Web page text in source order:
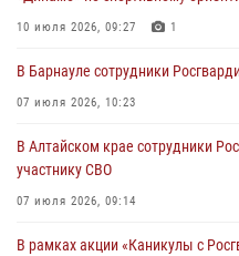
10 июля 2026, 09:27 1
В Барнауле сотрудники
07 июля 2026, 10:23
В Алтайском крае сотрудники
участнику СВО
07 июля 2026, 09:14
В рамках акции «Каникулы с